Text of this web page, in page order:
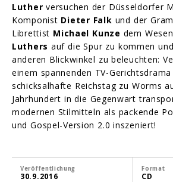
Luther versuchen der Düsseldorfer
Komponist Dieter Falk und der
Librettist Michael Kunze dem Wesen
Luthers auf die Spur zu kommen
anderen Blickwinkel zu beleuchten:
einem spannenden TV-
schicksalhafte Reichstag zu Worms
Jahrhundert in die Gegenwart
modernen Stilmitteln als packende
und Gospel-Version 2.0 inszeniert!
Veröffentlichung
30.9.2016
Format
CD